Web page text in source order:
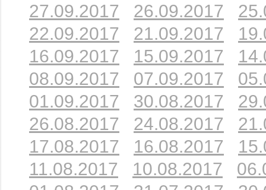
27.09.2017
26.09.2017
22.09.2017
21.09.2017
16.09.2017
15.09.2017
08.09.2017
07.09.2017
01.09.2017
30.08.2017
26.08.2017
24.08.2017
17.08.2017
16.08.2017
11.08.2017
10.08.2017